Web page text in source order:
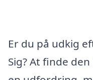
Er du på udkig
Sig? At finde